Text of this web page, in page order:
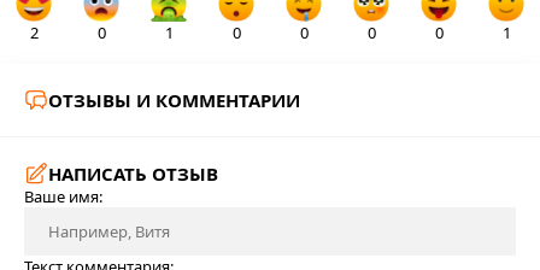
2 0 1 0 0 0 0 1
ОТЗЫВЫ И КОММЕНТАРИИ
НАПИСАТЬ ОТЗЫВ
Ваше имя: